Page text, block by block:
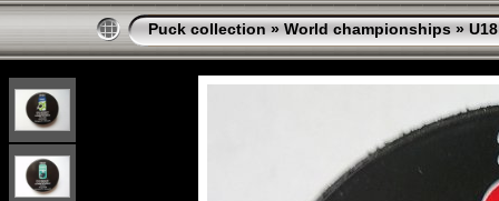
Puck collection » World championships » U18